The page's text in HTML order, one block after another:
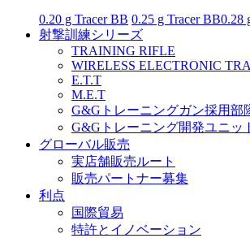
0.20 g Tracer BB 0.25 g Tracer BB0.28
射撃訓練シリーズ
TRAINING RIFLE
WIRELESS ELECTRONIC
E.T.T
M.E.T
G&Gトレーニングガン採用部
G&Gトレーニング開発ユニッ
グローバル販売
実店舗販売ルート
販売パートナー募集
利点
国際貿易
特許とイノベーション